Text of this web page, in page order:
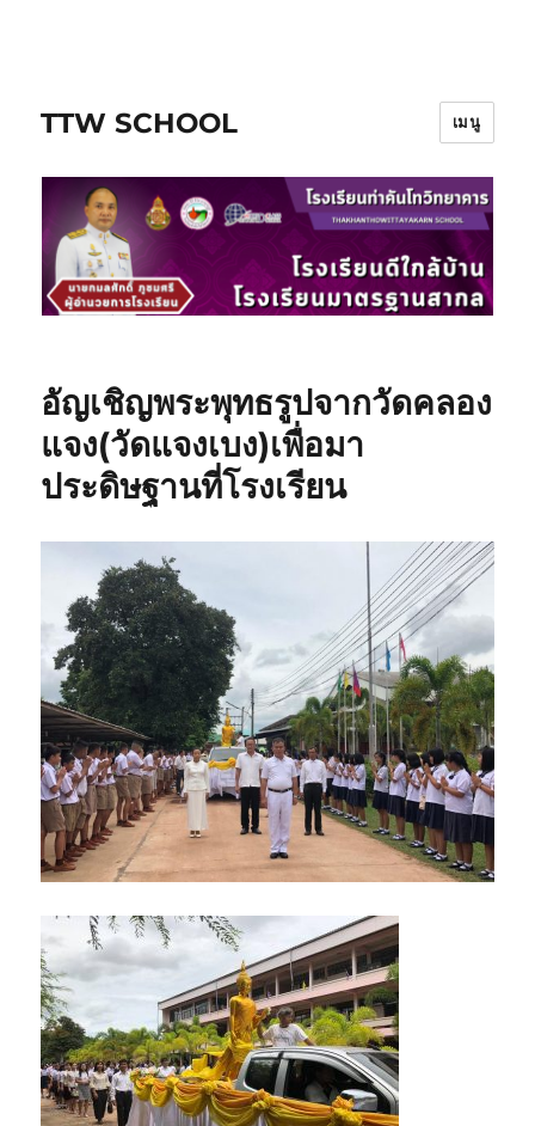
บทความ
TTW SCHOOL เมนู
อัญเชิญพระพุทธรูปจากวัดคลอง
แจง(วัดแจงเบง)เพื่อมา
ประดิษฐานที่โรงเรียน